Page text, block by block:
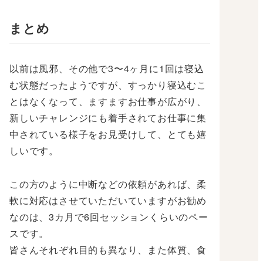
まとめ
以前は風邪、その他で3〜4ヶ月に1回は寝込
む状態だったようですが、すっかり寝込むこ
とはなくなって、ますますお仕事が広がり、
新しいチャレンジにも着手されてお仕事に集
中されている様子をお見受けして、とても嬉
しいです。
この方のように中断などの依頼があれば、柔
軟に対応はさせていただいていますがお勧め
なのは、3カ月で6回セッションくらいのペー
スです。
皆さんそれぞれ目的も異なり、また体質、食